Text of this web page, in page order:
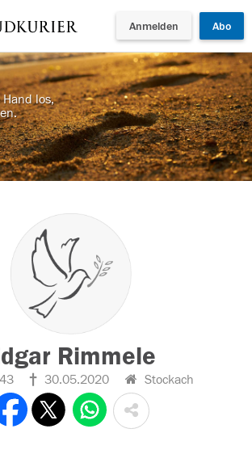
Anmelden Abo
los,
Rimmele
30.05.2020 Stockach